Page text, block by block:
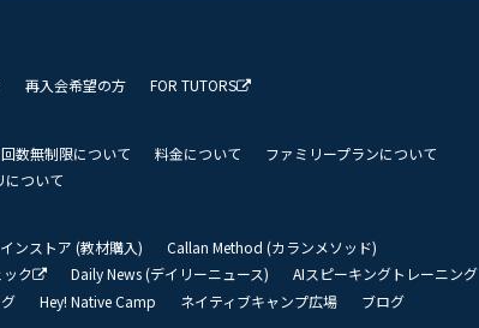
再入会希望の方 FOR TUTORS
数無制限について 料金について
ファミリープランについて
について
ンストア (教材購入)
Callan Method (カランメソッド)
ク Daily News (デイリーニュース)
AIスピーキングトレーニング
Hey! Native Camp ネイティブキャンプ広場
ブログ